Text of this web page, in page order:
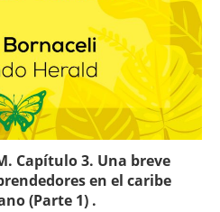
Capítulo 3. Una breve
en el caribe
(Parte 1) .